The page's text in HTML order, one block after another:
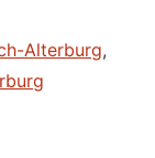
Alterburg,